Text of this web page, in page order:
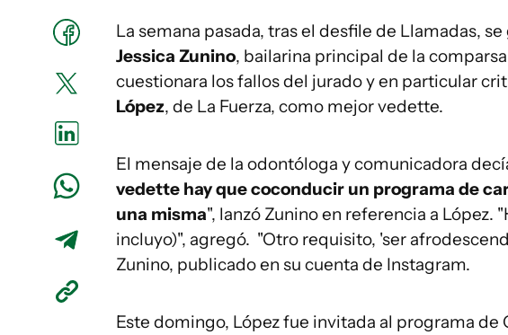
La semana pasada, tras el desfile de Llamadas,
Jessica Zunino, bailarina principal de la
cuestionara los fallos del jurado y en particular
López, de La Fuerza, como mejor vedette.
El mensaje de la odontóloga y comunicadora
vedette hay que coconducir un programa de
una misma", lanzó Zunino en referencia a López.
incluyo)", agregó. "Otro requisito, 'ser
Zunino, publicado en su cuenta de Instagram.
Este domingo, López fue invitada al programa de